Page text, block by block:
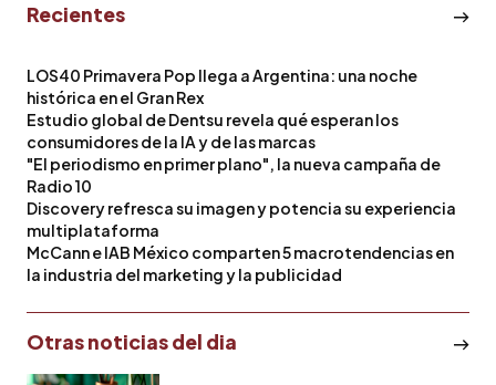
Recientes
LOS40 Primavera Pop llega a Argentina: una noche
histórica en el Gran Rex
Estudio global de Dentsu revela qué esperan los
consumidores de la IA y de las marcas
"El periodismo en primer plano", la nueva campaña de
Radio 10
Discovery refresca su imagen y potencia su experiencia
multiplataforma
McCann e IAB México comparten 5 macrotendencias en
la industria del marketing y la publicidad
Otras noticias del dia